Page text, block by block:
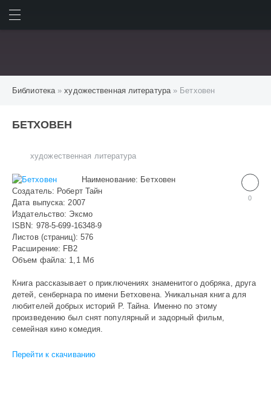
Библиотека»художественная литература» Бетховен
БЕТХОВЕН
художественная литература
0
Наименование: Бетховен
Создатель: Роберт Тайн
Дата выпуска: 2007
Издательство: Эксмо
ISBN: 978-5-699-16348-9
Листов (страниц): 576
Расширение: FB2
Объем файла: 1,1 Мб
Книга рассказывает о приключениях знаменитого добряка, друга
детей, сенбернара по имени Бетховена. Уникальная книга для
любителей добрых историй Р. Тайна. Именно по этому
произведению был снят популярный и задорный фильм,
семейная кино комедия.
Перейти к скачиванию